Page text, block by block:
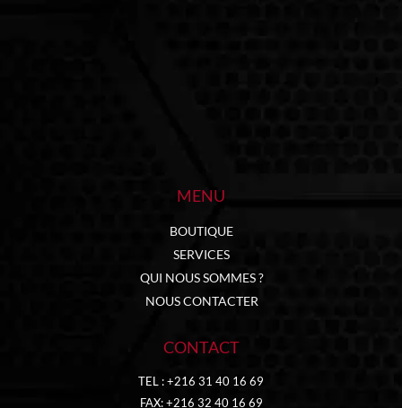
MENU
BOUTIQUE
SERVICES
QUI NOUS SOMMES ?
NOUS CONTACTER
CONTACT
TEL : +216 31 40 16 69
FAX: +216 32 40 16 69